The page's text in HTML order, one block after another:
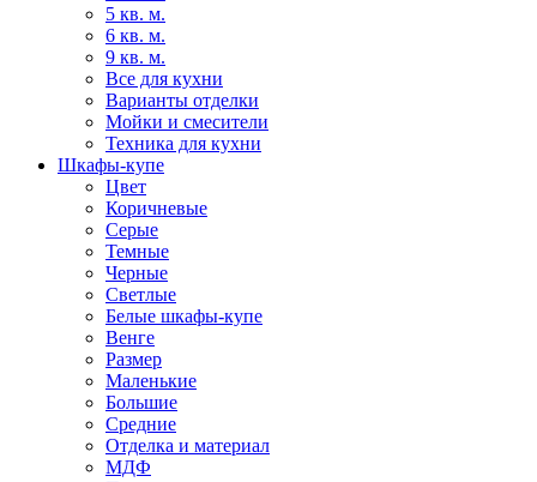
5 кв. м.
6 кв. м.
9 кв. м.
Все для кухни
Варианты отделки
Мойки и смесители
Техника для кухни
Шкафы-купе
Цвет
Коричневые
Серые
Темные
Черные
Светлые
Белые шкафы-купе
Венге
Размер
Маленькие
Большие
Средние
Отделка и материал
МДФ